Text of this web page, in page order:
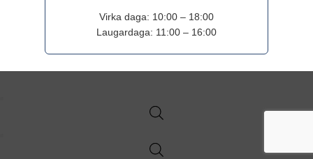
Virka daga: 10:00 – 18:00
Laugardaga: 11:00 – 16:00